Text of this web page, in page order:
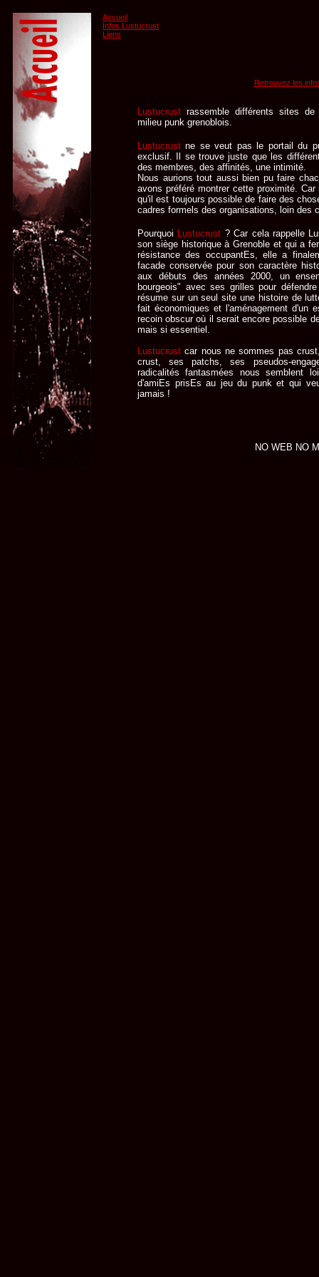
Accueil
Infos Lustucrust
Liens
Retrouvez les
Lustucrust rassemble différents sites
milieu punk grenoblois.
Lustucrust ne se veut pas le portail du
exclusif. Il se trouve juste que les
des membres, des affinités, une intimité.
Nous aurions tout aussi bien pu faire
avons préféré montrer cette proximité.
qu'il est toujours possible de faire des
cadres formels des organisations, loin des
Pourquoi Lustucrust ? Car cela rappelle
son siège historique à Grenoble et qui a
résistance des occupantEs, elle a
facade conservée pour son caractère
aux débuts des années 2000, un
bourgeois" avec ses grilles pour
résume sur un seul site une histoire de
fait économiques et l'aménagement d'un
recoin obscur où il serait encore possible
mais si essentiel.
Lustucrust car nous ne sommes pas
crust, ses patchs, ses pseudos-
radicalités fantasmées nous semblent
d'amiEs prisEs au jeu du punk et qui
jamais !
NO WEB NO